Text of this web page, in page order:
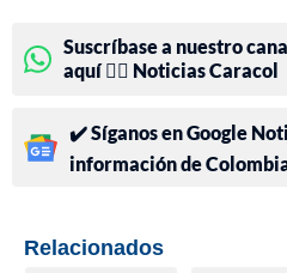
Suscríbase a nuestro
aquí 👉🏻 Noticias Caracol
✔️ Síganos en Google
información de
Relacionados